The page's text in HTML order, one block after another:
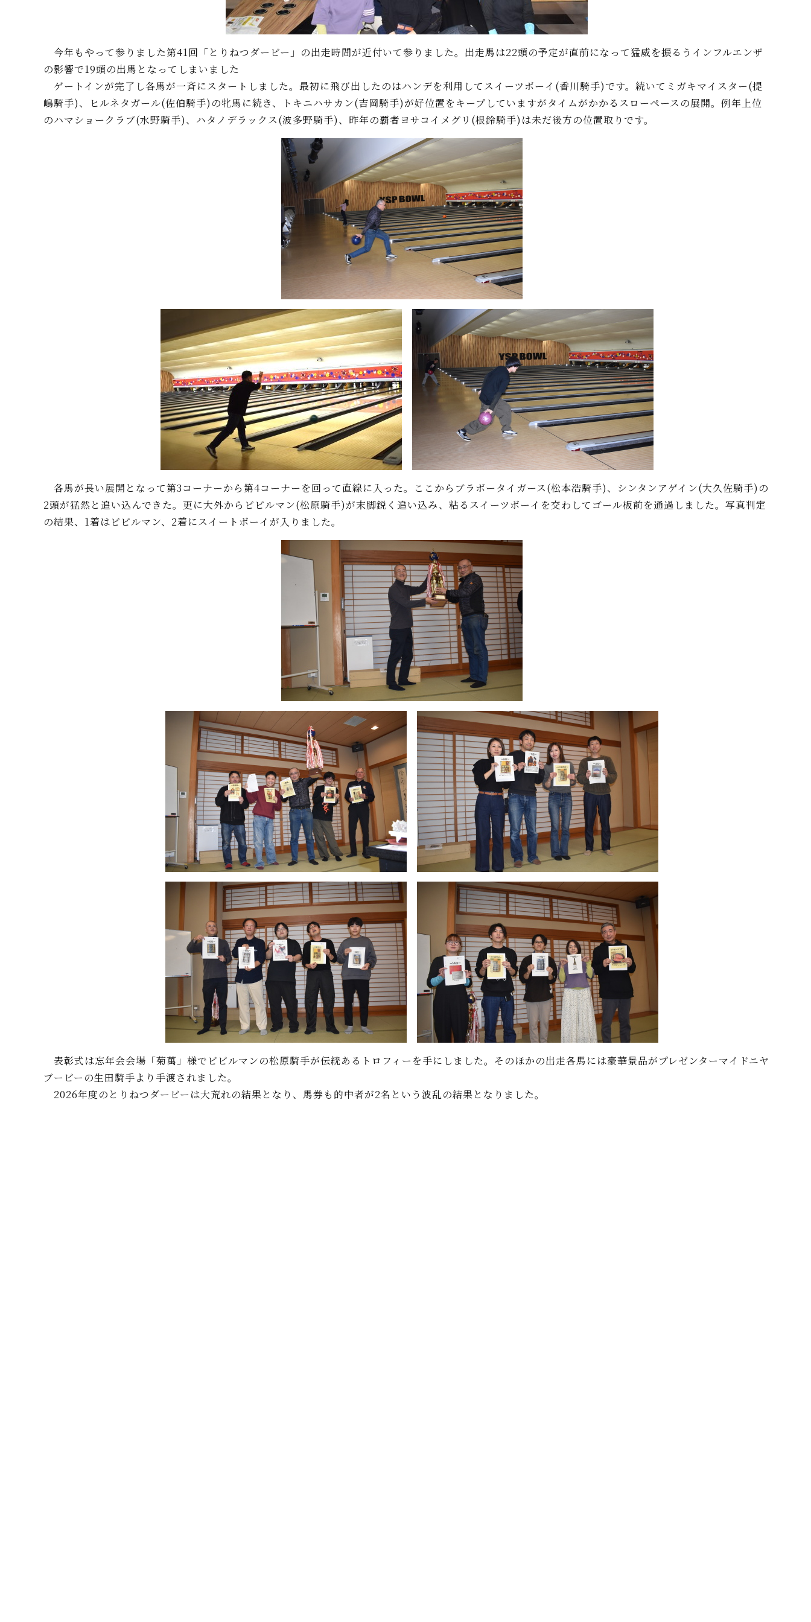
今年もやって参りました第41回「とりねつダービー」の出走時間が近付いて参りました。出走馬は22頭の予定が直前になって猛威を振るうインフルエンザ
の影響で19頭の出馬となってしまいました
ゲートインが完了し各馬が一斉にスタートしました。最初に飛び出したのはハンデを利用してスイーツボーイ(香川騎手)です。続いてミガキマイスター(提
嶋騎手)、ヒルネタガール(佐伯騎手)の牝馬に続き、トキニハサカン(吉岡騎手)が好位置をキープしていますがタイムがかかるスローペースの展開。例年上位
のハマショークラブ(水野騎手)、ハタノデラックス(波多野騎手)、昨年の覇者ヨサコイメグリ(根鈴騎手)は未だ後方の位置取りです。
各馬が長い展開となって第3コーナーから第4コーナーを回って直線に入った。ここからブラボータイガース(松本浩騎手)、シンタンアゲイン(大久佐騎手)の
2頭が猛然と追い込んできた。更に大外からビビルマン(松原騎手)が末脚鋭く追い込み、粘るスイーツボーイを交わしてゴール板前を通過しました。写真判定
の結果、1着はビビルマン、2着にスイートボーイが入りました。
表彰式は忘年会会場「菊萬」様でビビルマンの松原騎手が伝統あるトロフィーを手にしました。そのほかの出走各馬には豪華景品がプレゼンターマイドニヤ
ブービーの生田騎手より手渡されました。
2026年度のとりねつダービーは大荒れの結果となり、馬券も的中者が2名という波乱の結果となりました。